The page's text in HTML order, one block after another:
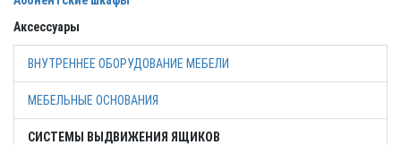
Аксессуары
ВНУТРЕННЕЕ ОБОРУДОВАНИЕ МЕБЕЛИ
МЕБЕЛЬНЫЕ ОСНОВАНИЯ
СИСТЕМЫ ВЫДВИЖЕНИЯ ЯЩИКОВ